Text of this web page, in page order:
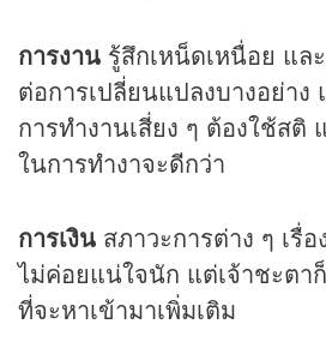
การงาน รู้สึกเหน็ดเหนื่อย แล
ต่อการเปลี่ยนแปลงบางอย่าง
การทำงานเสี่ยง ๆ ต้องใช้สติ
ในการทำงาจะดีกว่า
การเงิน สภาวะการต่าง ๆ เรื่
ไม่ค่อยแน่ใจนัก แต่เจ้าชะตา
ที่จะหาเข้ามาเพิ่มเติม